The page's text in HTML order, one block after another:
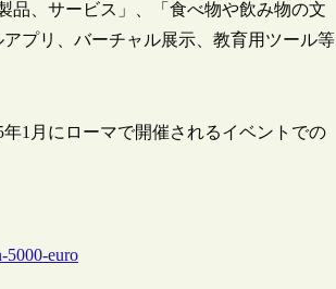
品、サービス」、「食べ物や飲み物の文
プリ、バーチャル展示、教育用ツール等
1月にローマで開催されるイベントでの
5000-euro